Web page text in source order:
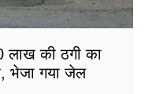
लाख की ठगी का
भेजा गया जेल